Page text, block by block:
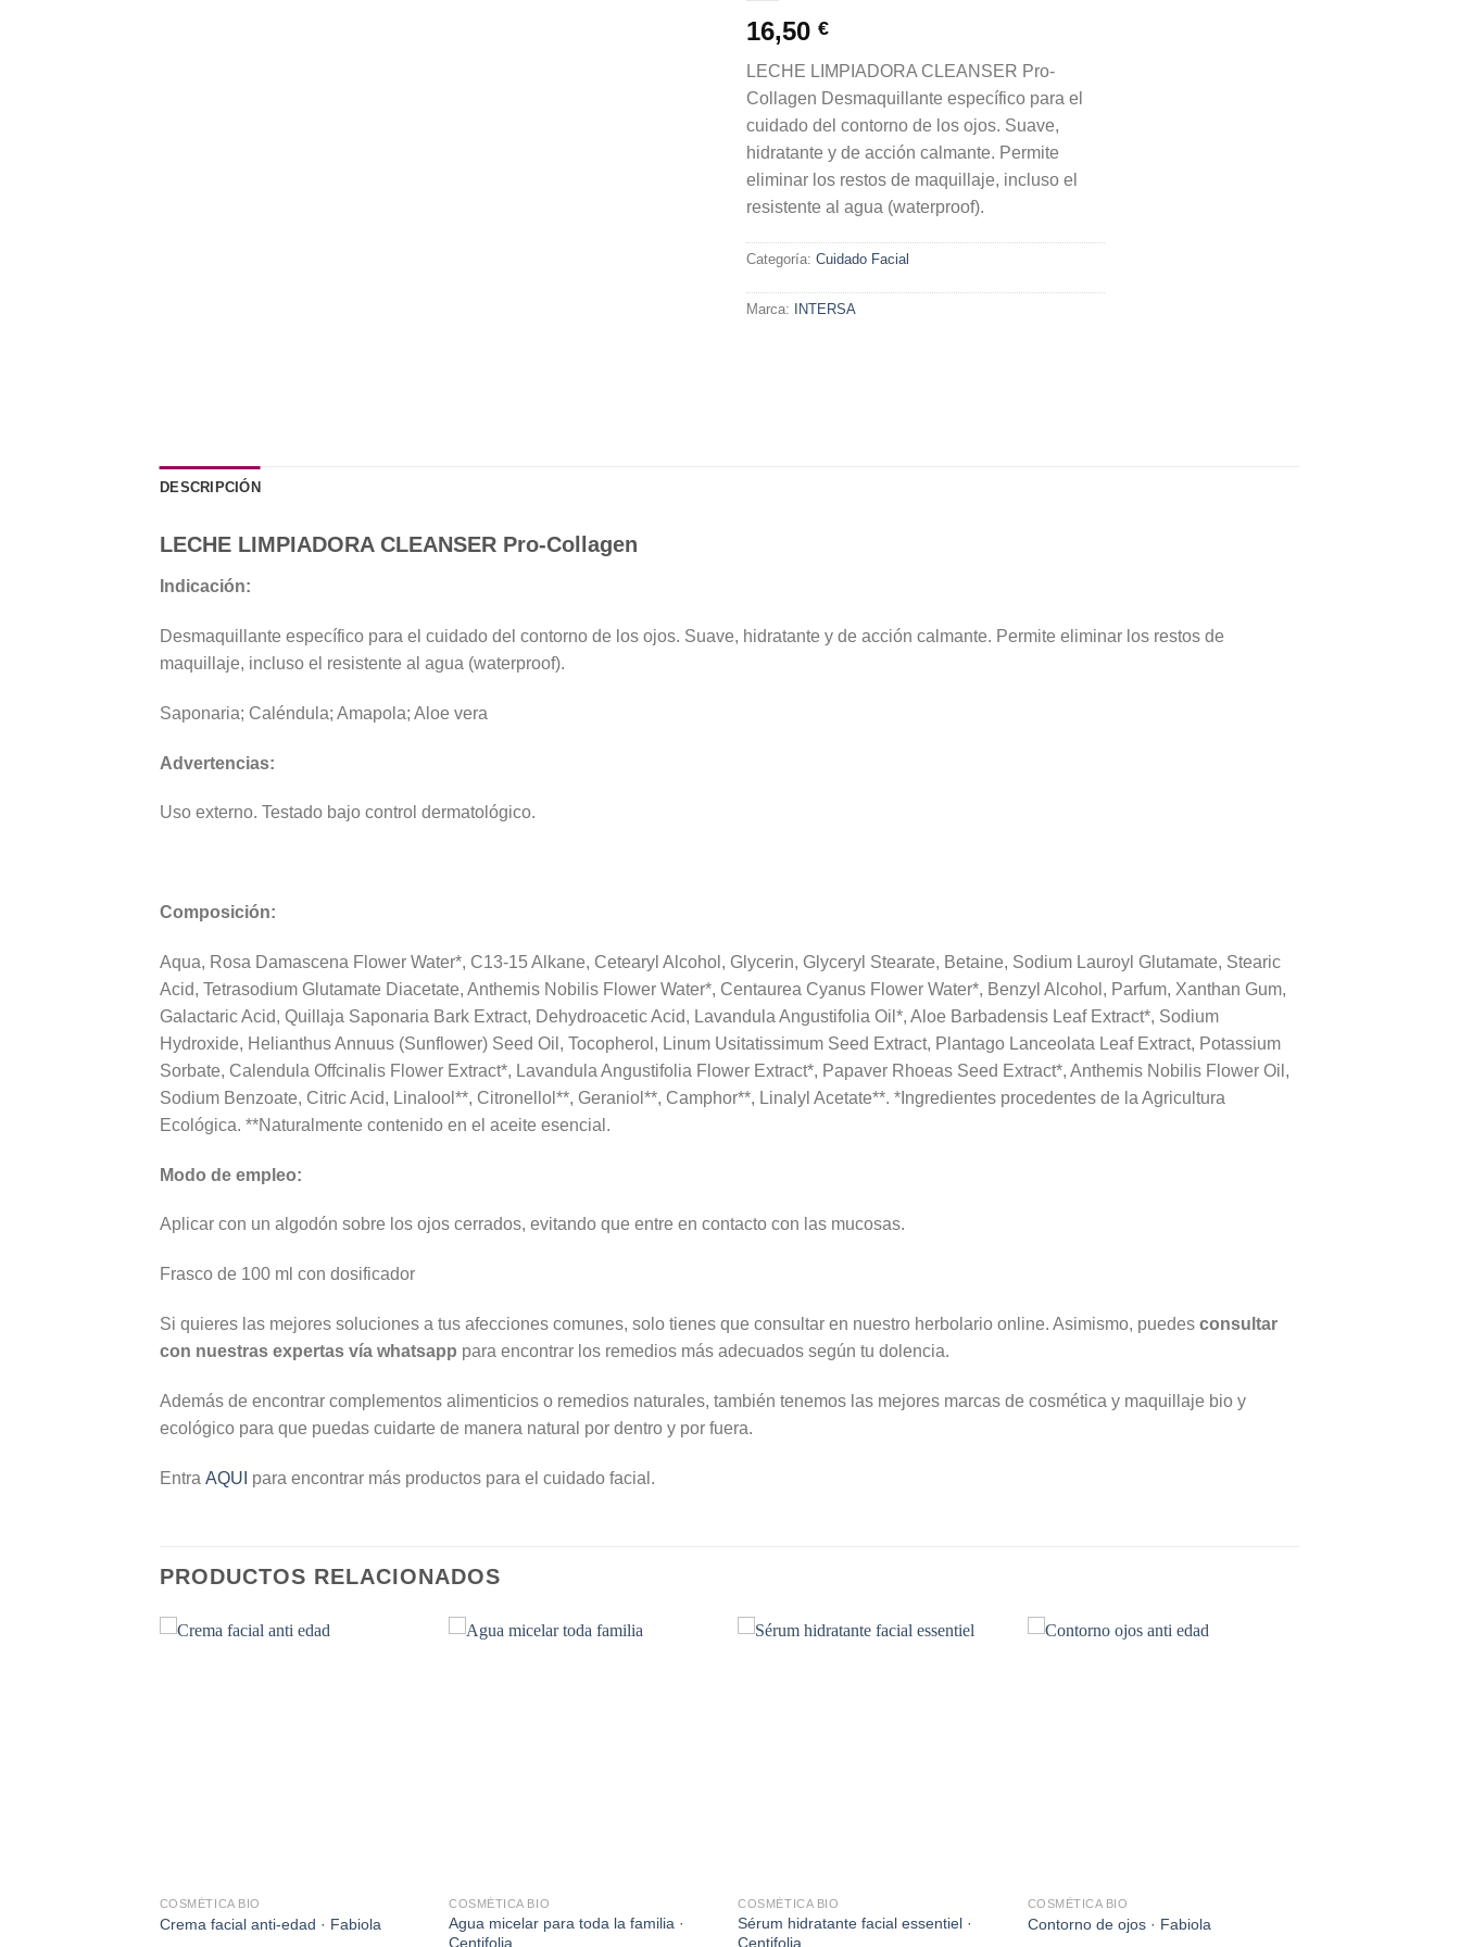
16,50 €
LECHE LIMPIADORA CLEANSER Pro-
Collagen Desmaquillante específico para el
cuidado del contorno de los ojos. Suave,
hidratante y de acción calmante. Permite
eliminar los restos de maquillaje, incluso el
resistente al agua (waterproof).
Categoría: Cuidado Facial
Marca: INTERSA
DESCRIPCIÓN
LECHE LIMPIADORA CLEANSER Pro-Collagen
Indicación:
Desmaquillante específico para el cuidado del contorno de los ojos. Suave, hidratante y de acción calmante. Permite eliminar los restos de
maquillaje, incluso el resistente al agua (waterproof).
Saponaria; Caléndula; Amapola; Aloe vera
Advertencias:
Uso externo. Testado bajo control dermatológico.
Composición:
Aqua, Rosa Damascena Flower Water*, C13-15 Alkane, Cetearyl Alcohol, Glycerin, Glyceryl Stearate, Betaine, Sodium Lauroyl Glutamate, Stearic
Acid, Tetrasodium Glutamate Diacetate, Anthemis Nobilis Flower Water*, Centaurea Cyanus Flower Water*, Benzyl Alcohol, Parfum, Xanthan Gum,
Galactaric Acid, Quillaja Saponaria Bark Extract, Dehydroacetic Acid, Lavandula Angustifolia Oil*, Aloe Barbadensis Leaf Extract*, Sodium
Hydroxide, Helianthus Annuus (Sunflower) Seed Oil, Tocopherol, Linum Usitatissimum Seed Extract, Plantago Lanceolata Leaf Extract, Potassium
Sorbate, Calendula Offcinalis Flower Extract*, Lavandula Angustifolia Flower Extract*, Papaver Rhoeas Seed Extract*, Anthemis Nobilis Flower Oil,
Sodium Benzoate, Citric Acid, Linalool**, Citronellol**, Geraniol**, Camphor**, Linalyl Acetate**. *Ingredientes procedentes de la Agricultura
Ecológica. **Naturalmente contenido en el aceite esencial.
Modo de empleo:
Aplicar con un algodón sobre los ojos cerrados, evitando que entre en contacto con las mucosas.
Frasco de 100 ml con dosificador
Si quieres las mejores soluciones a tus afecciones comunes, solo tienes que consultar en nuestro herbolario online. Asimismo, puedes consultar
con nuestras expertas vía whatsapp para encontrar los remedios más adecuados según tu dolencia.
Además de encontrar complementos alimenticios o remedios naturales, también tenemos las mejores marcas de cosmética y maquillaje bio y
ecológico para que puedas cuidarte de manera natural por dentro y por fuera.
Entra AQU para encontrar más productos para el cuidado facial.
PRODUCTOS RELACIONADOS
COSMÉTICA BIO
Crema facial anti-edad · Fabiola
COSMÉTICA BIO
Agua micelar para toda la familia ·
Centifolia
COSMÉTICA BIO
Sérum hidratante facial essentiel ·
Centifolia
COSMÉTICA BIO
Contorno de ojos · Fabiola